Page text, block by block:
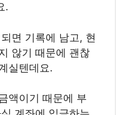
.
면 기록에 남고, 현
않기 때문에 괜찮
실텐데요.
액이기 때문에 부